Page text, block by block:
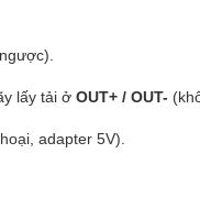
lấy tải ở OUT+ / OUT-
adapter 5V).